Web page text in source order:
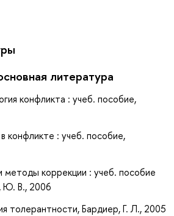
литература
конфликта : учеб. пособие,
конфликте : учеб. пособие,
методы коррекции : учеб. пособие
Ю. В., 2006
толерантности, Бардиер, Г. Л., 2005